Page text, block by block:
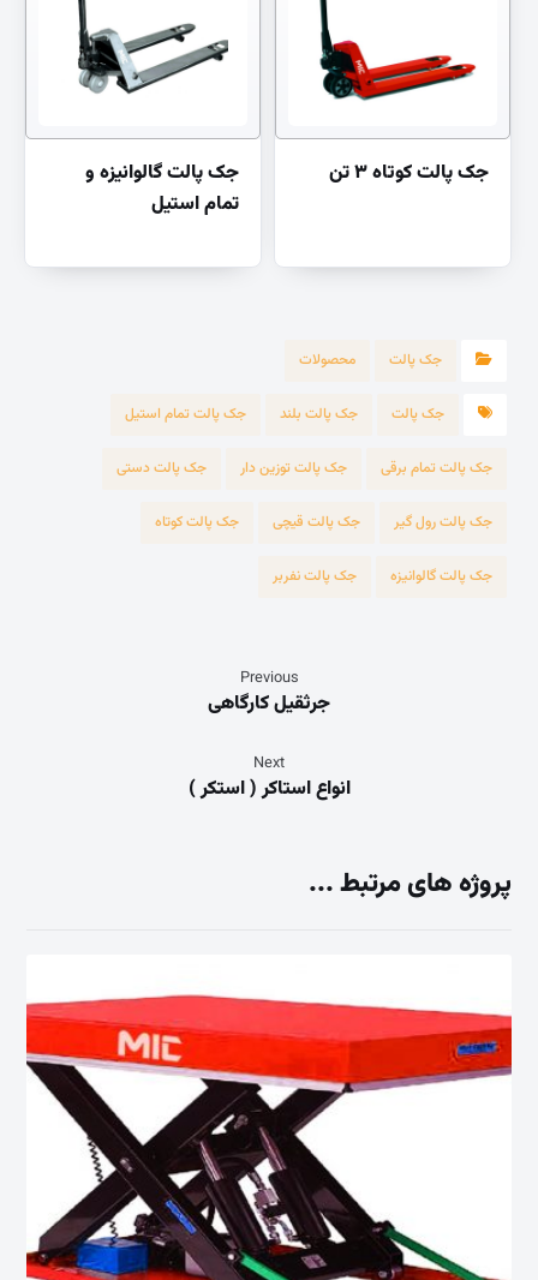
جک پالت کوتاه ۳ تن
جک پالت گالوانیزه و
تمام استیل
جک پالت محصولات
جک پالت جک پالت بلند جک پالت تمام استیل
جک پالت تمام برقی جک پالت توزین دار جک پالت دستی
جک پالت رول گیر جک پالت قیچی جک پالت کوتاه
جک پالت گالوانیزه جک پالت نفربر
Previous
جرثقیل کارگاهی
Next
انواع استاکر ( استکر )
پروژه های مرتبط ...